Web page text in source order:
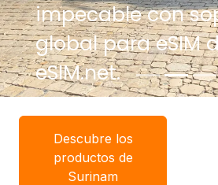
impecable con
global para eSIM
eSIM.net.
Descubre los
productos de
Surinam